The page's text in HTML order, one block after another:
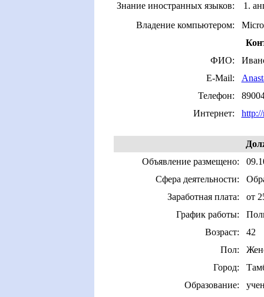
Знание иностранных языков:
1.
Владение компьютером:
ФИО:
E-Mail:
Телефон:
Интернет:
Объявление размещено:
Сфера деятельности:
Заработная плата:
от
График работы:
Возраст:
42
Пол:
Город:
Образование: